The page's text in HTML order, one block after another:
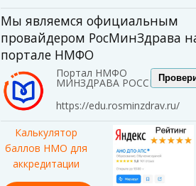
Мы являемся официальным
провайдером РосМинЗдрава
портале НМФО
Портал НМФО
МИНЗДРАВА РОССИИ
https://edu.rosminzdrav.ru/
Калькулятор
баллов НМО для
аккредитации